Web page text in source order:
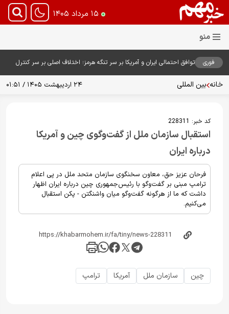
۱۵ مرداد ۱۴۰۵
فوری
توافق احتمالی ایران و آمریکا بر سر تنگه هرمز؛ اختلاف اصلی بر سر کنترل
خانه بین المللی ۲۴ اردیبهشت ۱۴۰۵ / ۰۱:۵۱
کد خبر: 228311
استقبال سازمان ملل از گفت‌وگوی چین و آمریکا
درباره ایران
فرحان عزیز حق، معاون سخنگوی سازمان متحد ملل در پی اعلام
ترامپ مبنی بر گفت‌وگو با رئیس‌جمهوری چین درباره ایران اظهار
داشت که ما از هرگونه گفت‌وگو میان واشنگتن - پکن استقبال
می‌کنیم.
چین سازمان ملل آمریکا ترامپ